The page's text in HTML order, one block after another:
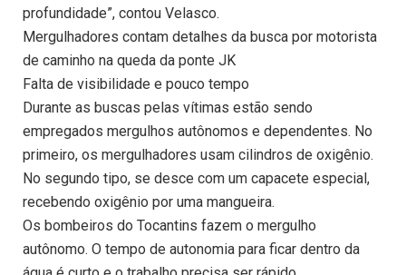
profundidade”, contou Velasco.
Mergulhadores contam detalhes da busca por motorista
de caminho na queda da ponte JK
Falta de visibilidade e pouco tempo
Durante as buscas pelas vítimas estão sendo
empregados mergulhos autônomos e dependentes. No
primeiro, os mergulhadores usam cilindros de oxigênio.
No segundo tipo, se desce com um capacete especial,
recebendo oxigênio por uma mangueira.
Os bombeiros do Tocantins fazem o mergulho
autônomo. O tempo de autonomia para ficar dentro da